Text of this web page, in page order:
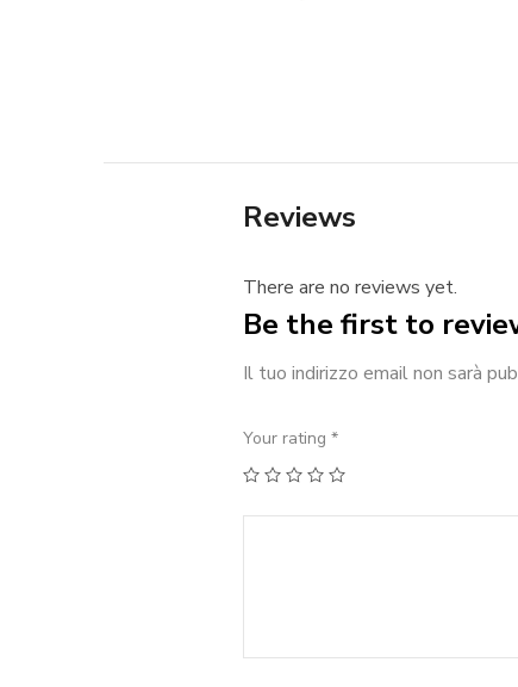
Reviews
There are no reviews yet.
Be the first to
Il tuo indirizzo email non sarà
Your rating *
1 2 3 4